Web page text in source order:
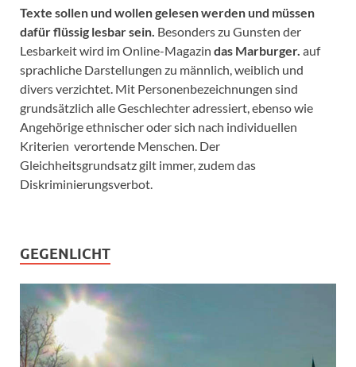
Texte sollen und wollen gelesen werden und müssen
dafür flüssig lesbar sein. Besonders zu Gunsten der
Lesbarkeit wird im Online-Magazin das Marburger. auf
sprachliche Darstellungen zu männlich, weiblich und
divers verzichtet. Mit Personenbezeichnungen sind
grundsätzlich alle Geschlechter adressiert, ebenso wie
Angehörige ethnischer oder sich nach individuellen
Kriterien verortende Menschen. Der
Gleichheitsgrundsatz gilt immer, zudem das
Diskriminierungsverbot.
GEGENLICHT